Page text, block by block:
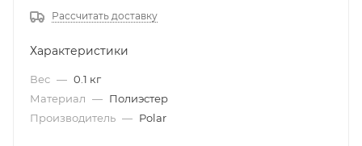
Рассчитать доставку
Характеристики
Вес — 0.1 кг
Материал — Полиэстер
Производитель — Polar